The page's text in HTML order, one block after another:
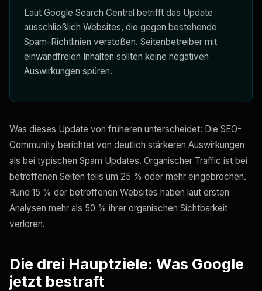
Laut Google Search Central betrifft das Update
ausschließlich Websites, die gegen bestehende
Spam-Richtlinien verstoßen. Seitenbetreiber mit
einwandfreien Inhalten sollten keine negativen
Auswirkungen spüren.
Was dieses Update von früheren unterscheidet: Die SEO-
Community berichtet von deutlich stärkeren Auswirkungen
als bei typischen Spam Updates. Organischer Traffic ist bei
betroffenen Seiten teils um 25 % oder mehr eingebrochen.
Rund 15 % der betroffenen Websites haben laut ersten
Analysen mehr als 50 % ihrer organischen Sichtbarkeit
verloren.
Die drei Hauptziele: Was Google
jetzt bestraft